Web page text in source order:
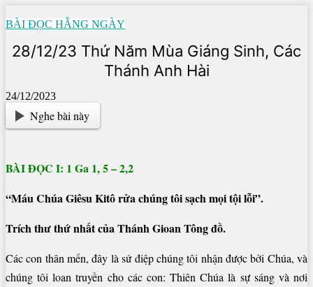
BÀI ĐỌC HẰNG NGÀY
28/12/23 Thứ Năm Mùa Giáng Sinh, Các
Thánh Anh Hài
24/12/2023
Nghe bài này
BÀI ĐỌC I: 1 Ga 1, 5 – 2,2
“Máu Chúa Giêsu Kitô rửa chúng tôi sạch mọi tội lỗi”.
Trích thư thứ nhất của Thánh Gioan Tông đồ.
Các con thân mến, đây là sứ điệp chúng tôi nhận được bởi Chúa, và
chúng tôi loan truyền cho các con: Thiên Chúa là sự sáng và nơi